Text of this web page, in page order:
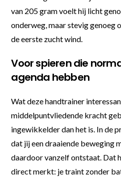
van 205 gram voelt hij licht
onderweg, maar stevig genoeg
de eerste zucht wind.
Voor spieren die
agenda hebben
Wat deze handtrainer
middelpuntvliedende kracht
ingewikkelder dan het is. In de
dat jij een draaiende beweging
daardoor vanzelf ontstaat. Dat
direct merkt: je traint zonder